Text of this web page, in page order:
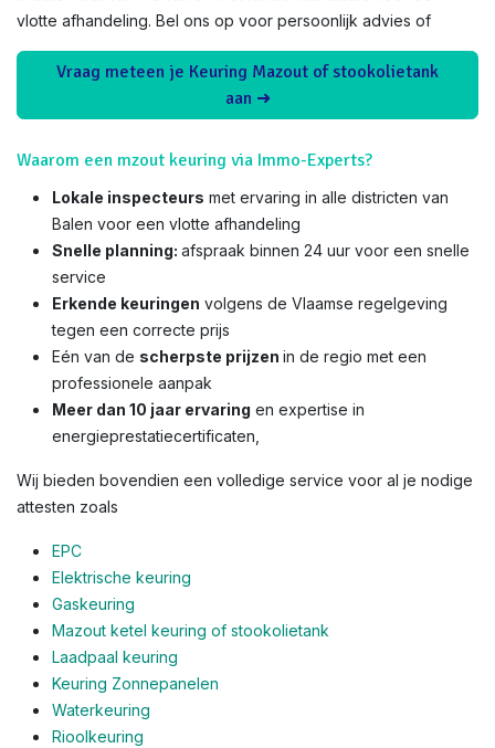
vlotte afhandeling. Bel ons op voor persoonlijk advies of
Vraag meteen je Keuring Mazout of stookolietank
aan ➜
Waarom een mzout keuring via Immo-Experts?
Lokale inspecteurs met ervaring in alle districten van
Balen voor een vlotte afhandeling
Snelle planning: afspraak binnen 24 uur voor een snelle
service
Erkende keuringen volgens de Vlaamse regelgeving
tegen een correcte prijs
Eén van de scherpste prijzen in de regio met een
professionele aanpak
Meer dan 10 jaar ervaring en expertise in
energieprestatiecertificaten,
Wij bieden bovendien een volledige service voor al je nodige
attesten zoals
EPC
Elektrische keuring
Gaskeuring
Mazout ketel keuring of stookolietank
Laadpaal keuring
Keuring Zonnepanelen
Waterkeuring
Rioolkeuring